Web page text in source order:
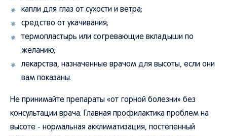
капли для глаз от сухости и ветра;
средство от укачивания;
термопластырь или согревающие вкладыши по
желанию;
лекарства, назначенные врачом для высоты, если они
вам показаны.
Не принимайте препараты «от горной болезни» без
консультации врача. Главная профилактика проблем на
высоте - нормальная акклиматизация, постепенный